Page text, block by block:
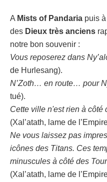
A Mists of Pandaria puis à
des Dieux très anciens
notre bon souvenir :
Vous reposerez dans
de Hurlesang).
N’Zoth… en route… pour
tué).
Cette ville n'est rien à côté
(Xal’atath, lame de
Ne vous laissez pas
icônes des Titans. Ces
minuscules à côté des
(Xal’atath, lame de